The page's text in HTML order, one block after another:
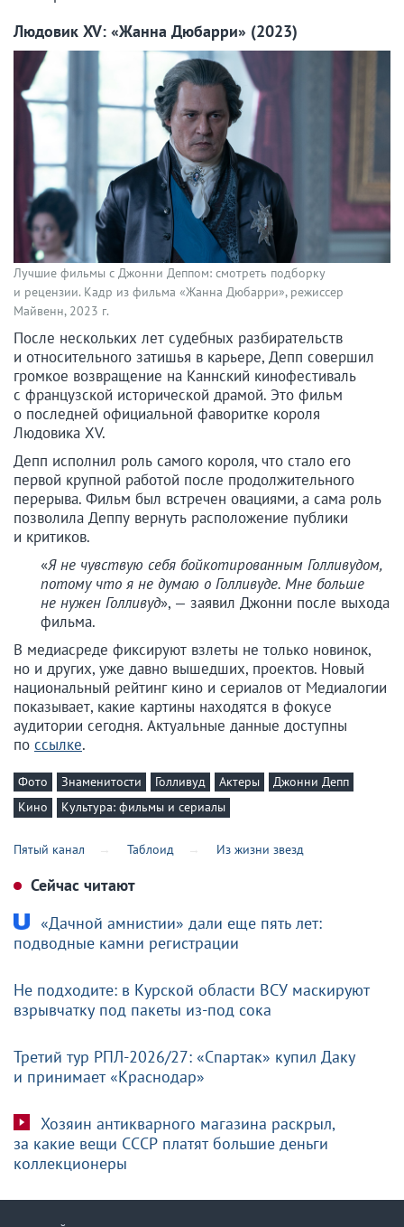
Людовик XV: «Жанна Дюбарри» (2023)
Лучшие фильмы с Джонни Деппом: смотреть подборку
и рецензии. Кадр из фильма «Жанна Дюбарри», режиссер
Майвенн, 2023 г.
После нескольких лет судебных разбирательств
и относительного затишья в карьере, Депп совершил
громкое возвращение на Каннский кинофестиваль
с французской исторической драмой. Это фильм
о последней официальной фаворитке короля
Людовика XV.
Депп исполнил роль самого короля, что стало его
первой крупной работой после продолжительного
перерыва. Фильм был встречен овациями, а сама роль
позволила Деппу вернуть расположение публики
и критиков.
«Я не чувствую себя бойкотированным Голливудом,
потому что я не думаю о Голливуде. Мне больше
не нужен Голливуд», — заявил Джонни после выхода
фильма.
В медиасреде фиксируют взлеты не только новинок,
но и других, уже давно вышедших, проектов. Новый
национальный рейтинг кино и сериалов от Медиалогии
показывает, какие картины находятся в фокусе
аудитории сегодня. Актуальные данные доступны
по ссылке.
Фото Знаменитости Голливуд Актеры
Джонни Депп
Кино
Культура: фильмы и сериалы
Пятый канал Таблоид Из жизни звезд
Сейчас читают
«Дачной амнистии» дали еще пять лет:
подводные камни регистрации
Не подходите: в Курской области ВСУ маскируют
взрывчатку под пакеты из-под сока
Третий тур РПЛ-2026/27: «Спартак» купил Даку
и принимает «Краснодар»
Хозяин антикварного магазина раскрыл,
за какие вещи СССР платят большие деньги
коллекционеры